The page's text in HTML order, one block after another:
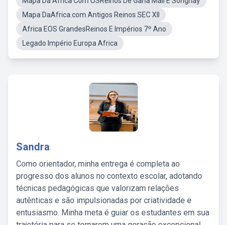
Mapa DaAfrica.com Antigos Reinos SEC XII
Africa EOS GrandesReinos E Impérios 7º Ano
Legado Império Europa Africa
Sandra
Como orientador, minha entrega é completa ao
progresso dos alunos no contexto escolar, adotando
técnicas pedagógicas que valorizam relações
autênticas e são impulsionadas por criatividade e
entusiasmo. Minha meta é guiar os estudantes em sua